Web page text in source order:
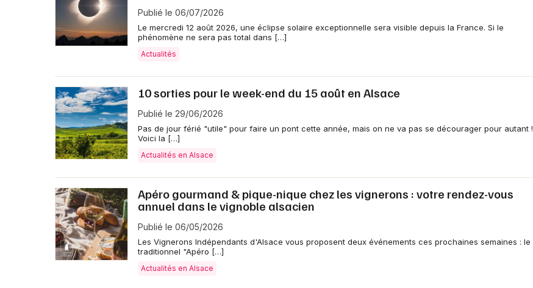
Restaurants
Choisir mes départements
Publié le 06/07/2026
Le mercredi 12 août 2026, une éclipse solaire exceptionnelle sera visible depuis la France. Si le
phénomène ne sera pas total dans […]
Actualités
10 sorties pour le week-end du 15 août en Alsace
Publié le 29/06/2026
Pas de jour férié "utile" pour faire un pont cette année, mais on ne va pas se décourager pour autant !
Voici la […]
Actualités en Alsace
Apéro gourmand & pique-nique chez les vignerons : votre rendez-vous
annuel dans le vignoble alsacien
Publié le 06/05/2026
Les Vignerons Indépendants d'Alsace vous proposent deux événements ces prochaines semaines : le
traditionnel "Apéro […]
Actualités en Alsace